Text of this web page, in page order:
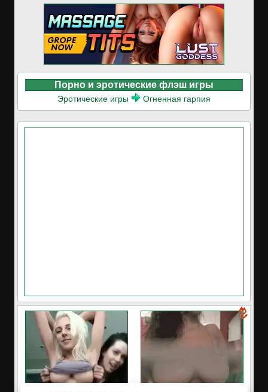
Порно и эротические флэш игры
Эротические игры Огненная гарпия